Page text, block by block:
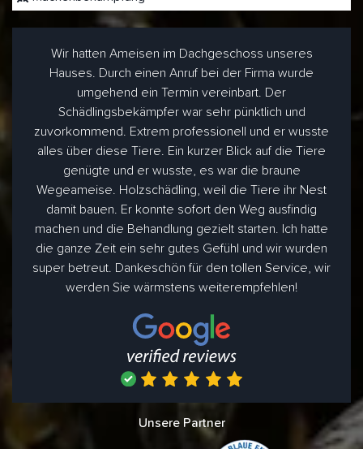
Wir hatten Ameisen im Dachgeschoss unseres
Hauses. Durch einen Anruf bei der Firma wurde
umgehend ein Termin vereinbart. Der
Schädlingsbekämpfer war sehr pünktlich und
zuvorkommend. Extrem professionell und er wusste
alles über diese Tiere. Ein kurzer Blick auf die Tiere
genügte und er wusste, es war die braune
Wegeameise. Holzschädling, weil die Tiere ihr Nest
damit bauen. Er konnte sofort den Weg ausfindig
machen und die Behandlung gezielt starten. Ich hatte
die ganze Zeit ein sehr gutes Gefühl und wir wurden
super betreut. Dankeschön für den tollen Service, wir
werden Sie wärmstens weiterempfehlen!
Unsere Partner